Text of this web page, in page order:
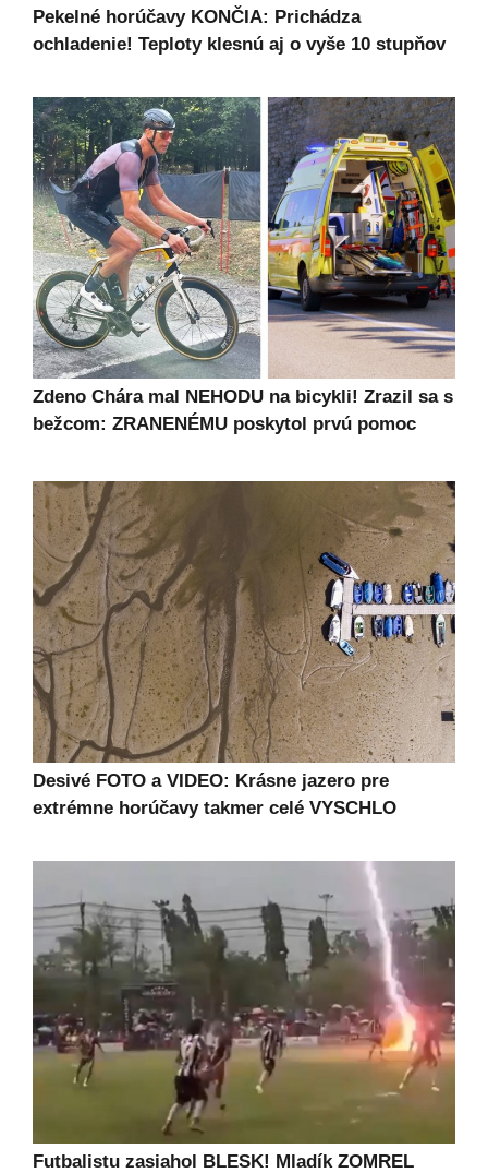
Pekelné horúčavy KONČIA: Prichádza
ochladenie! Teploty klesnú aj o vyše 10 stupňov
Zdeno Chára mal NEHODU na bicykli! Zrazil sa s
bežcom: ZRANENÉMU poskytol prvú pomoc
Desivé FOTO a VIDEO: Krásne jazero pre
extrémne horúčavy takmer celé VYSCHLO
Futbalistu zasiahol BLESK! Mladík ZOMREL